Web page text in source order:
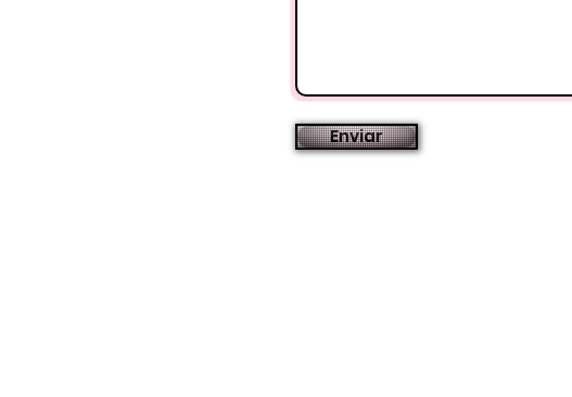
Enviar